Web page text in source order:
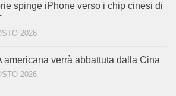
spinge iPhone verso i chip cinesi di
2026
americana verrà abbattuta dalla Cina
2026